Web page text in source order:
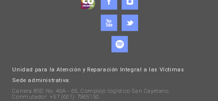
Unidad para la Atención y Reparación Integral a las Víctimas
Sede administrativa:
Carrera 85D No. 46A - 65, Complejo logístico San Cayetano.
Conmutador: +57 (601) 7965150.